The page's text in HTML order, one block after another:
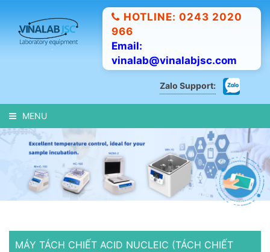
HOTLINE: 0243 2020
966
Email:
vinalab@vinalabjsc.com
Zalo Support:
MENU
MÁY TÁCH CHIẾT ACID NUCLEIC (TÁCH CHIẾT